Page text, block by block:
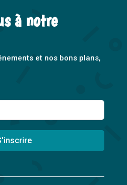
à notre
et nos bons plans,